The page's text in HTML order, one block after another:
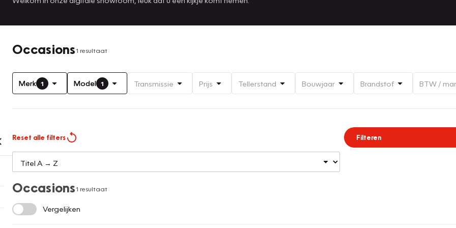
Occasions1 resultaat
Merk 1 Model 1 Transmissie Prijs Tellerstand Bouwjaar Brandstof BTW /
Reset alle filters Filteren
Occasions1 resultaat
Vergelijken